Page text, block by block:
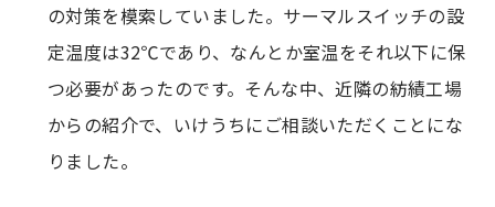
の対策を模索していました。サーマルスイッチの設
定温度は32℃であり、なんとか室温をそれ以下に保
つ必要があったのです。そんな中、近隣の紡績工場
からの紹介で、いけうちにご相談いただくことにな
りました。